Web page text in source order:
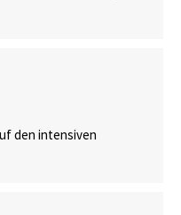
den intensiven